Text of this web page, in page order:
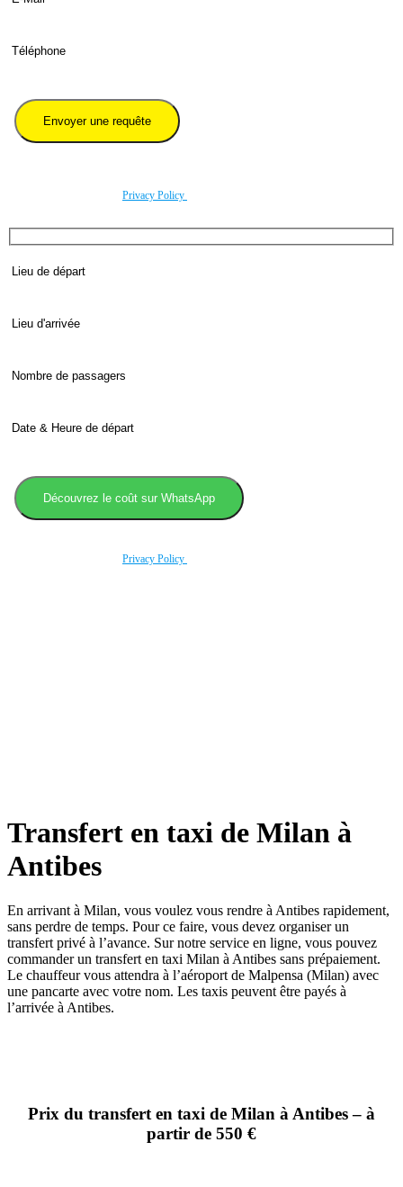
Privacy Policy
Privacy Policy
Transfert en taxi de Milan à
Antibes
En arrivant à Milan, vous voulez vous rendre à Antibes rapidement,
sans perdre de temps. Pour ce faire, vous devez organiser un
transfert privé à l’avance. Sur notre service en ligne, vous pouvez
commander un transfert en taxi Milan à Antibes sans prépaiement.
Le chauffeur vous attendra à l’aéroport de Malpensa (Milan) avec
une pancarte avec votre nom. Les taxis peuvent être payés à
l’arrivée à Antibes.
Prix ​​du transfert en taxi de Milan à Antibes – à
partir de 550 €